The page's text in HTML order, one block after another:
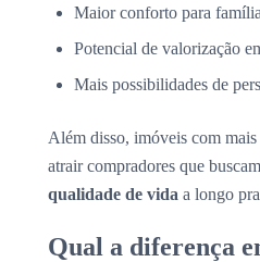
Maior conforto para
Potencial de valorização
Mais possibilidades de
Além disso, imóveis com
atrair compradores que buscam
qualidade de vida a longo
Qual a diferença